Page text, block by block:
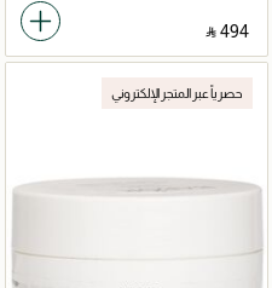
‎ ⃁ ⁦494⁩ ‎
حصرياً عبر المتجر الإلكتروني